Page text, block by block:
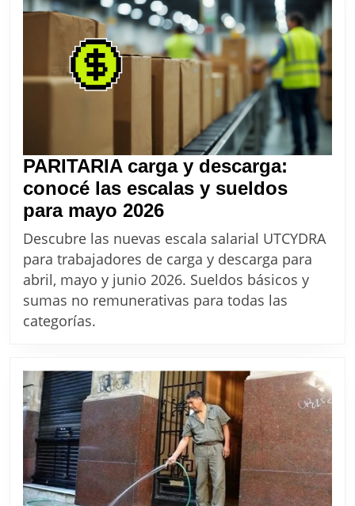
del
11%,
para
Clubes
Campo
PARITARIA carga y descarga:
conocé las escalas y sueldos
para mayo 2026PARITARIA
carga
y
descarga:
conocé
sueldos
para
mayo
2026
Descubre las nuevas escala salarial UTCYDRA
para trabajadores de carga y descarga para
abril, mayo y junio 2026. Sueldos básicos y
sumas no remunerativas para todas las
categorías.